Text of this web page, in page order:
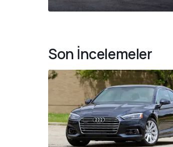
Son İncelemeler